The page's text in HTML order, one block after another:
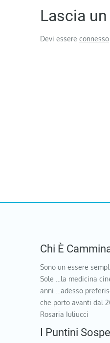
Lascia
Devi essere connesso
Chi È
Sono un essere
Sole …la medicina
anni …adesso
che porto avanti dal
Rosaria Iuliucci
I Puntini